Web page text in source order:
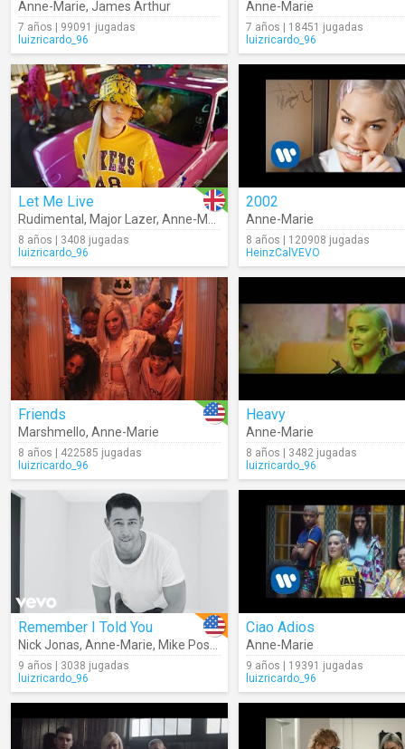
Anne-Marie, James Arthur
7 años | 99091 jugadas
luizricardo_96
Anne-Marie
7 años | 18451 jugadas
luizricardo_96
Let Me Live
Rudimental , Major Lazer, Anne-Marie Mr Eazi
8 años | 3408 jugadas
luizricardo_96
2002
Anne-Marie
8 años | 120908 jugadas
HeinzCalVEVO
Friends
Marshmello, Anne-Marie
8 años | 422585 jugadas
luizricardo_96
Heavy
Anne-Marie
8 años | 3482 jugadas
luizricardo_96
Remember I Told You
Nick Jonas, Anne-Marie, Mike Posner
9 años | 3038 jugadas
luizricardo_96
Ciao Adios
Anne-Marie
9 años | 19391 jugadas
luizricardo_96